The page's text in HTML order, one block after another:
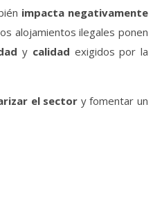
impacta negativamente
alojamientos ilegales ponen
y calidad exigidos por la
el sector y fomentar un